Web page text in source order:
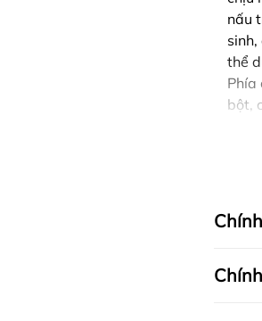
nấu
thể
Phía
bột,